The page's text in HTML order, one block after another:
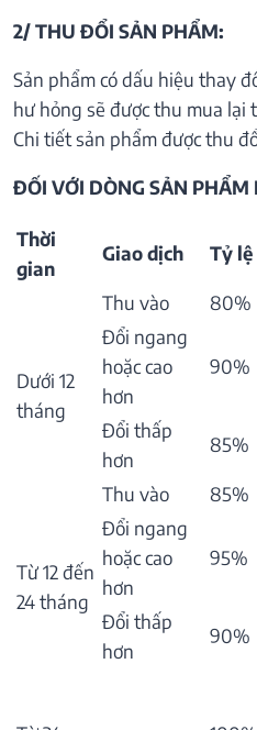
2/ THU ĐỔI SẢN PHẨM:
Sản phẩm có dấu hiệu thay
hư hỏng sẽ được thu mua lại
Chi tiết sản phẩm được thu
ĐỐI VỚI DÒNG SẢN PHẨM
Thời
gian
Giao dịch Tỷ lệ
Dưới 12
tháng
Thu vào
80%
Đổi ngang
hoặc cao
hơn
90%
Đổi thấp
hơn
85%
Từ 12 đến
24 tháng
Thu vào
85%
Đổi ngang
hoặc cao
hơn
95%
Đổi thấp
hơn
90%